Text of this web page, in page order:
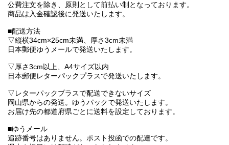
公費注文を除き、原則として前払い制となっております。
商品は入金確認後に発送いたします。
■配送方法
▽縦横34cm×25cm未満、厚さ3cm未満
日本郵便ゆうメールで発送いたします。
▽厚さ3cm以上、A4サイズ以内
日本郵便レターパックプラスで発送いたします。
▽レターパックプラスで配送できないサイズ
岡山県からの発送。ゆうパックで発送いたします。
お届け先の都道府県ごとに送料を設定しております。
■ゆうメール
追跡番号はありません。ポスト投函での配達です。